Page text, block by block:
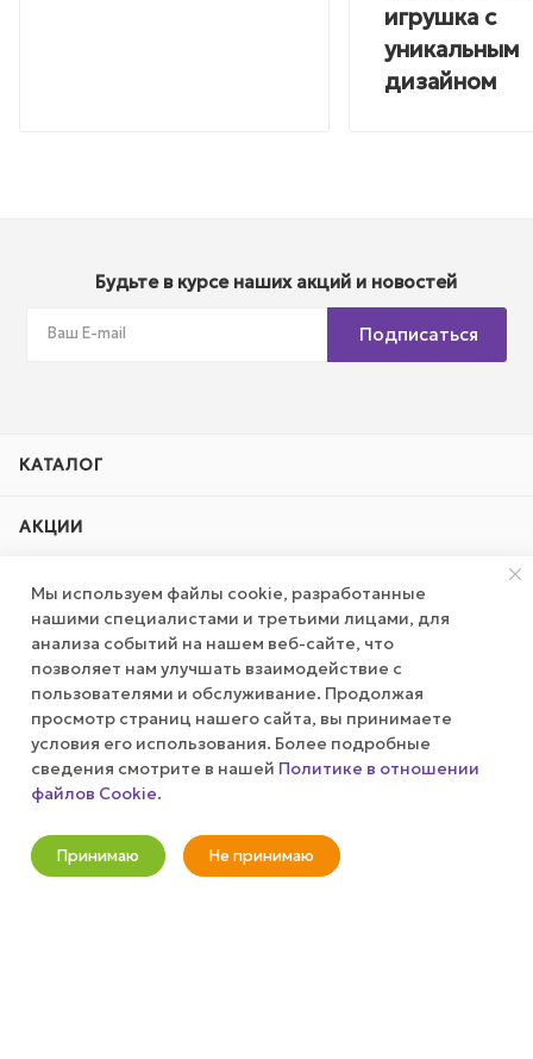
игрушка с
уникальным
дизайном
Будьте в курсе наших акций и новостей
Подписаться
КАТАЛОГ
АКЦИИ
КОМПАНИЯ
ПУБЛИЧНАЯ ОФЕРТА
КАК СДЕЛАТЬ ЗАКАЗ?
info@wizardgum.ru
Мы используем файлы cookie, разработанные
нашими специалистами и третьими лицами, для
анализа событий на нашем веб-сайте, что
позволяет нам улучшать взаимодействие с
пользователями и обслуживание. Продолжая
просмотр страниц нашего сайта, вы принимаете
условия его использования. Более подробные
сведения смотрите в нашей Политике в отношении
файлов Cookie.
Принимаю Не принимаю